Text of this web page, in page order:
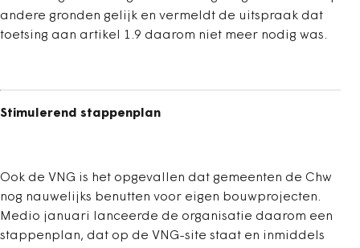
andere gronden gelijk en vermeldt de uitspraak dat
toetsing aan artikel 1.9 daarom niet meer nodig was.
Stimulerend stappenplan
Ook de VNG is het opgevallen dat gemeenten de Chw
nog nauwelijks benutten voor eigen bouwprojecten.
Medio januari lanceerde de organisatie daarom een
stappenplan, dat op de VNG-site staat en inmiddels